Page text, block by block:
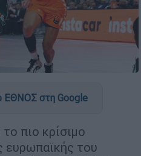
ΕΘΝΟΣ στη Google
το πιο κρίσιμο
ευρωπαϊκής του